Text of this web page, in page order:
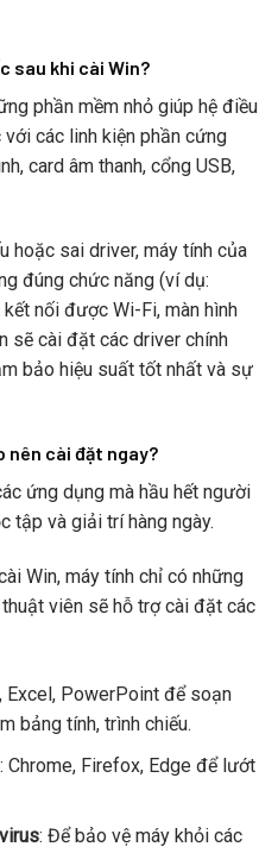
sau khi cài Win?
phần mềm nhỏ giúp hệ điều
với các linh kiện phần cứng
card âm thanh, cổng USB,
hoặc sai driver, máy tính của
đúng chức năng (ví dụ:
nối được Wi-Fi, màn hình
sẽ cài đặt các driver chính
bảo hiệu suất tốt nhất và sự
nên cài đặt ngay?
ứng dụng mà hầu hết người
tập và giải trí hàng ngày.
Win, máy tính chỉ có những
viên sẽ hỗ trợ cài đặt các
Excel, PowerPoint để soạn
bảng tính, trình chiếu.
: Chrome, Firefox, Edge để lướt
: Để bảo vệ máy khỏi các